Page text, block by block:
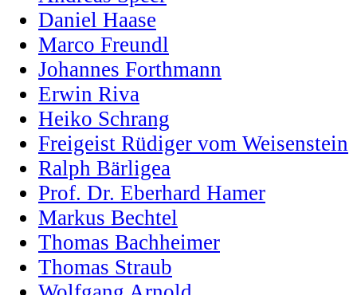
Daniel Haase
Marco Freundl
Johannes Forthmann
Erwin Riva
Heiko Schrang
Freigeist Rüdiger vom Weisenstein
Ralph Bärligea
Prof. Dr. Eberhard Hamer
Markus Bechtel
Thomas Bachheimer
Thomas Straub